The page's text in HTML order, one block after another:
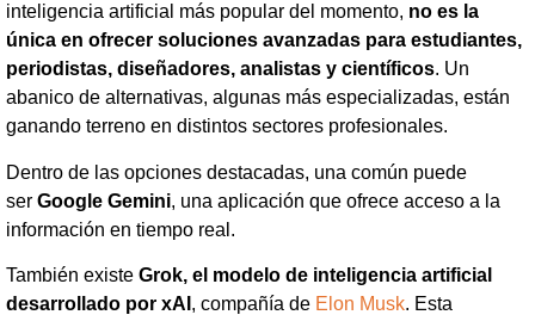
inteligencia artificial más popular del momento, no es la
única en ofrecer soluciones avanzadas para estudiantes,
periodistas, diseñadores, analistas y científicos. Un
abanico de alternativas, algunas más especializadas, están
ganando terreno en distintos sectores profesionales.
Dentro de las opciones destacadas, una común puede
ser Google Gemini, una aplicación que ofrece acceso a la
información en tiempo real.
También existe Grok, el modelo de inteligencia artificial
desarrollado por xAI , compañía de Elon Musk. Esta